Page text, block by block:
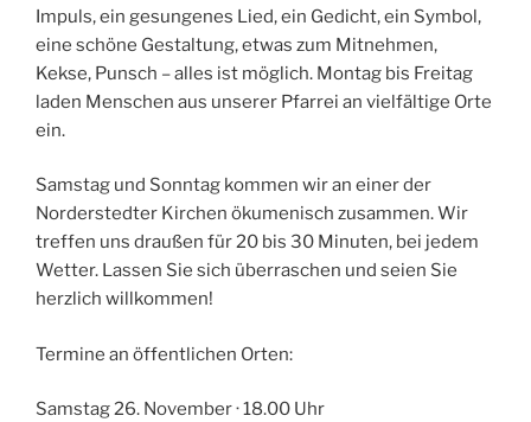
Impuls, ein gesungenes Lied, ein Gedicht, ein Symbol,
eine schöne Gestaltung, etwas zum Mitnehmen,
Kekse, Punsch – alles ist möglich. Montag bis Freitag
laden Menschen aus unserer Pfarrei an vielfältige Orte
ein.
Samstag und Sonntag kommen wir an einer der
Norderstedter Kirchen ökumenisch zusammen. Wir
treffen uns draußen für 20 bis 30 Minuten, bei jedem
Wetter. Lassen Sie sich überraschen und seien Sie
herzlich willkommen!
Termine an öffentlichen Orten:
Samstag 26. November · 18.00 Uhr